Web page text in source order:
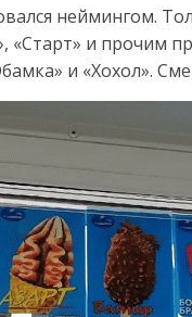
неймингом.
«Старт» и прочим
и «Хохол».